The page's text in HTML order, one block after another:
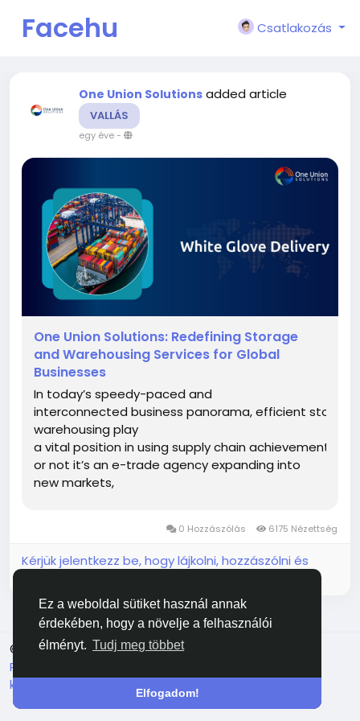
Ez a weboldal sütiket használ annak
érdekében, hogy a növelje a felhasználói
élményt. Tudj meg többet
Elfogadom!
Facehu
Csatlakozás
One Union Solutions added article
VALLÁS
egy éve-
One Union Solutions: Redefining Storage
and Warehousing Services for Global
Businesses
In today’s speedy-paced and
interconnected business panorama, efficient
warehousing play
a vital position in using supply chain achievement.
or not it’s an e-trade agency expanding into
new markets,
0 Hozzászólás 6175 Nézettség
Kérjük jelentkezz be, hogy lájkolni, hozzászólni és
© 2026 Facehun
Magyar
Rólunk
kapcsolatba velünk